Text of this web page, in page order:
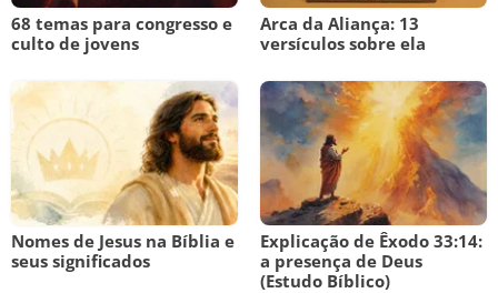
68 temas para congresso e
culto de jovens
Arca da Aliança: 13
versículos sobre ela
Nomes de Jesus na Bíblia e
seus significados
Explicação de Êxodo 33:14:
a presença de Deus
(Estudo Bíblico)